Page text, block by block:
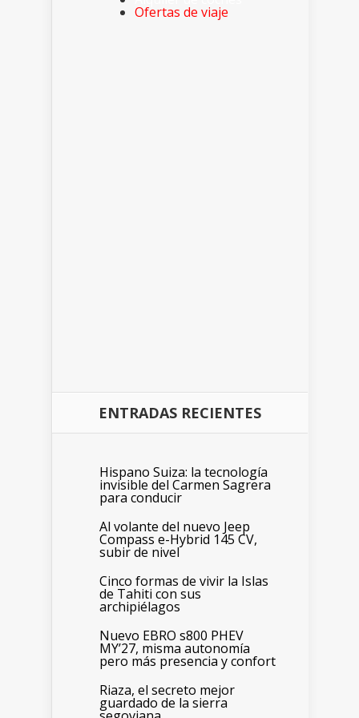
Ofertas de viaje
ENTRADAS RECIENTES
Hispano Suiza: la tecnología
invisible del Carmen Sagrera
para conducir
Al volante del nuevo Jeep
Compass e-Hybrid 145 CV,
subir de nivel
Cinco formas de vivir la Islas
de Tahiti con sus
archipiélagos
Nuevo EBRO s800 PHEV
MY’27, misma autonomía
pero más presencia y confort
Riaza, el secreto mejor
guardado de la sierra